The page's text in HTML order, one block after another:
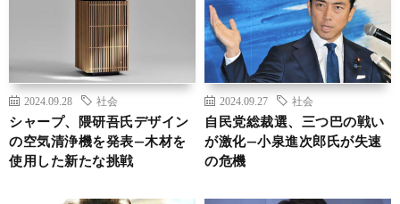
2024.09.28 社会
シャープ、隈研吾氏デザイン
の空気清浄機を発表—木材を
使用した新たな挑戦
2024.09.27 社会
自民党総裁選、三つ巴の戦い
が激化—小泉進次郎氏が失速
の危機